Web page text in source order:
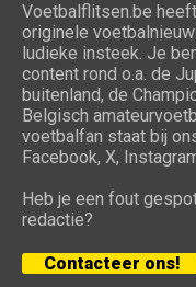
Voetbalflitsen.be
originele
ludieke insteek. Je
content rond o.a. de
buitenland, de
Belgisch
voetbalfan staat bij
Facebook, X,
Heb je een fout
redactie?
Contacteer ons!